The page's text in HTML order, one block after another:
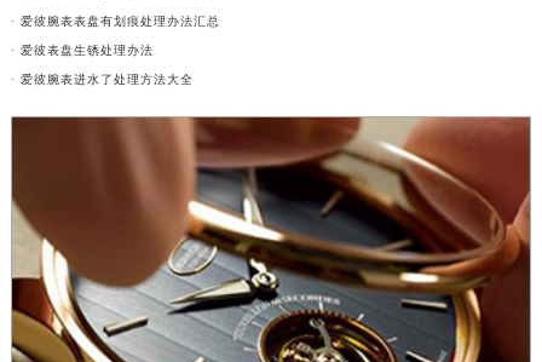
· 爱彼腕表表盘有划痕处理办法汇总
· 爱彼表盘生锈处理办法
· 爱彼腕表进水了处理方法大全